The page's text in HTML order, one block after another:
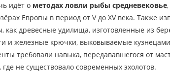
идёт о методах ловли рыбы средневековье,
Европы в период от V до XV века. Также
как древесные удилища, изготовленные из
и железные крючки, выковываемые
требовали навыка, передававшегося от
где не существовало современных эхолотов.